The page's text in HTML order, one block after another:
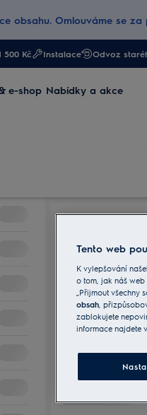
obsahu. Omlouváme se za
Kč Instalace Odvoz
e-shop Nabídky a akce
Tento web
K vylepšování
o tom, jak náš
„Přijmout
obsah ,
zablokujete
informace najdete